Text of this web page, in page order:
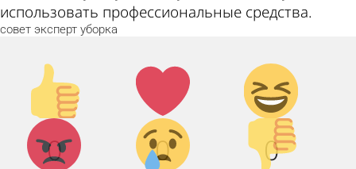
использовать профессиональные средства.
совет эксперт уборка
Палец
вверх!
0
Лайк!
0
Дикий
смех!
0
Агрессия!
Грусть :
(
Палец
вниз!